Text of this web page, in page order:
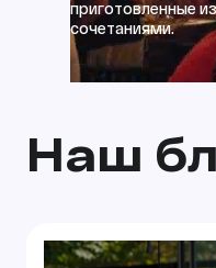
приготовленные
сочетаниями.
Наш